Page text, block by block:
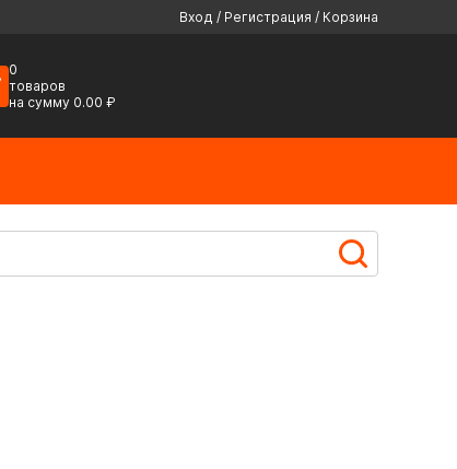
Вход / Регистрация / Корзина
0
товаров
на сумму 0.00 ₽